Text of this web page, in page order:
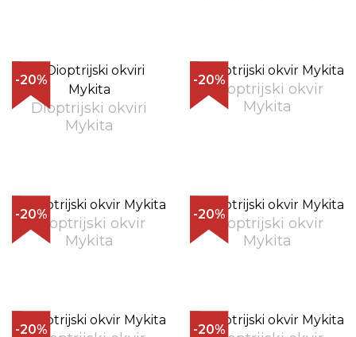
-20%
Dioptrijski okviri
Mykita
-20%
Dioptrijski okvir
Mykita
-20%
Dioptrijski okvir
Mykita
-20%
Dioptrijski okvir
Mykita
-20% -20%